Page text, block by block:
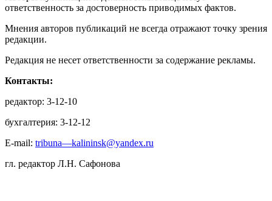
ответственность за достоверность приводимых фактов.
Мнения авторов публикаций не всегда отражают точку зрения
редакции.
Редакция не несет ответственности за содержание рекламы.
Контакты:
редактор: 3-12-10
бухгалтерия: 3-12-12
E-mail: tribuna—kalininsk@yandex.ru
гл. редактор Л.Н. Сафонова